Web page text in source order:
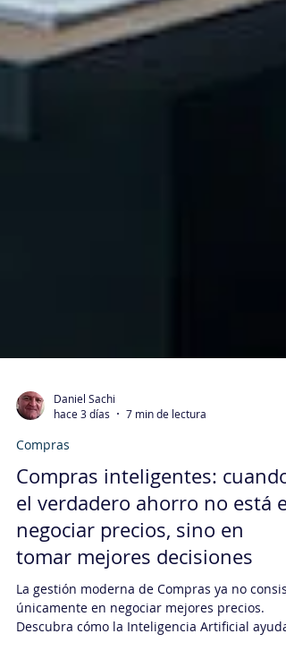
Daniel Sachi
hace 3 días
7 min de lectura
Compras
Compras inteligentes: cuando
el verdadero ahorro no está
negociar precios, sino en
tomar mejores decisiones